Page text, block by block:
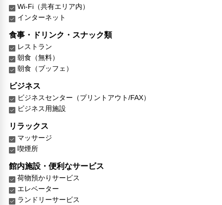
Wi-Fi（共有エリア内）
インターネット
食事・ドリンク・スナック類
レストラン
朝食（無料）
朝食（ブッフェ）
ビジネス
ビジネスセンター（プリントアウト/FAX）
ビジネス用施設
リラックス
マッサージ
喫煙所
館内施設・便利なサービス
荷物預かりサービス
エレベーター
ランドリーサービス